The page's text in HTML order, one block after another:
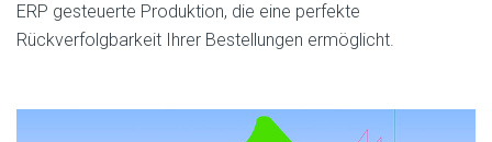
ERP gesteuerte Produktion, die eine perfekte
Rückverfolgbarkeit Ihrer Bestellungen ermöglicht.